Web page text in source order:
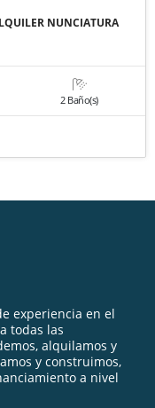
NUNCIATURA
2 Baño(s)
experiencia en el
todas las
alquilamos y
y construimos,
a nivel